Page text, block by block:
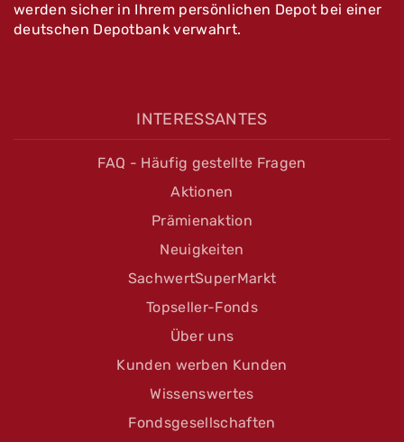
werden sicher in Ihrem persönlichen Depot bei einer
deutschen Depotbank verwahrt.
INTERESSANTES
FAQ - Häufig gestellte Fragen
Aktionen
Prämienaktion
Neuigkeiten
SachwertSuperMarkt
Topseller-Fonds
Über uns
Kunden werben Kunden
Wissenswertes
Fondsgesellschaften